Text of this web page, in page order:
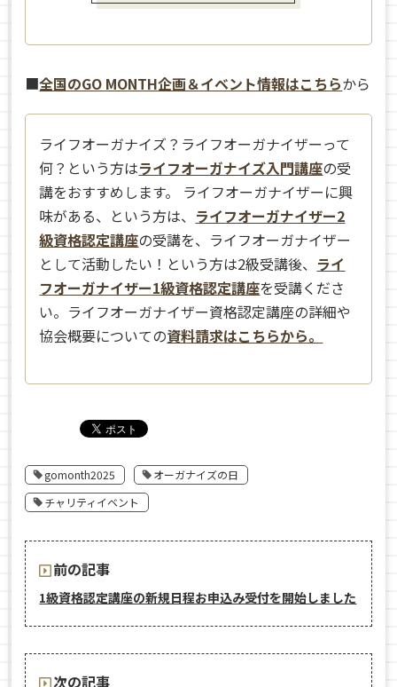
■全国のGO MONTH企画＆イベント情報はこちらから
ライフオーガナイズ？ライフオーガナイザーって
何？という方はライフオーガナイズ入門講座の受
講をおすすめします。 ライフオーガナイザーに興
味がある、という方は、 ライフオーガナイザー2
級資格認定講座の受講を、ライフオーガナイザー
として活動したい！という方は2級受講後、 ライ
フオーガナイザー1級資格認定講座を受講くださ
い。ライフオーガナイザー資格認定講座の詳細や
協会概要についての資料請求はこちらから。
gomonth2025
オーガナイズの日
チャリティイベント
前の記事
1級資格認定講座の新規日程お申込み受付を開始しました
次の記事